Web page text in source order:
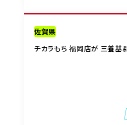
佐賀県
チカラもち 福岡店が 三養基